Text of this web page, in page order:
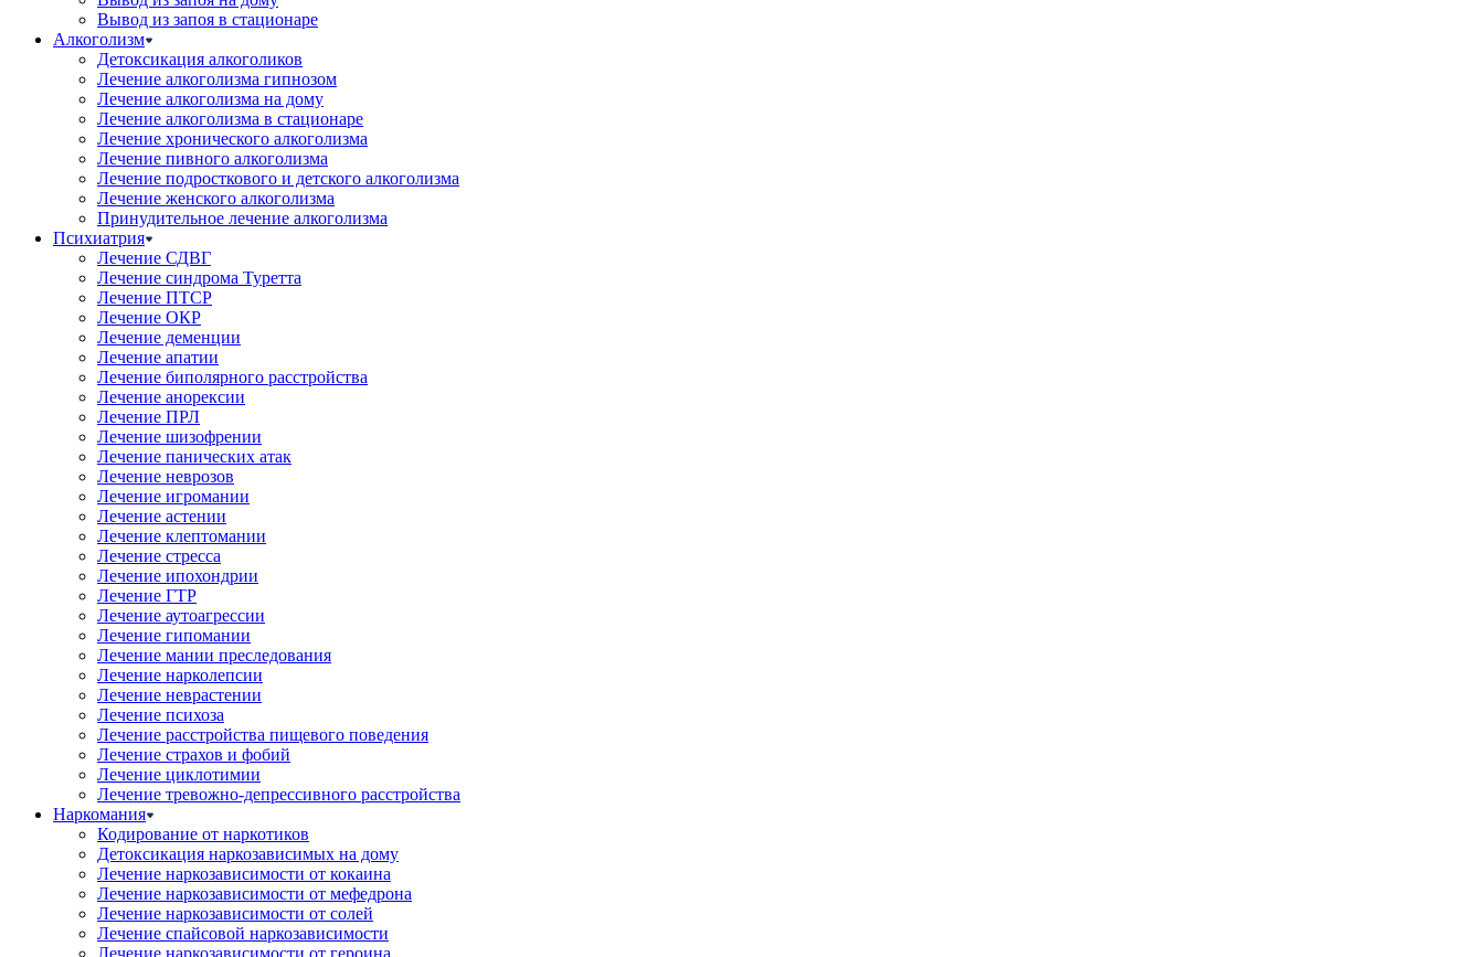
Вывод из запоя в стационаре
Алкоголизм
Детоксикация алкоголиков
Лечение алкоголизма гипнозом
Лечение алкоголизма на дому
Лечение алкоголизма в стационаре
Лечение хронического алкоголизма
Лечение пивного алкоголизма
Лечение подросткового и детского алкоголизма
Лечение женского алкоголизма
Принудительное лечение алкоголизма
Психиатрия
Лечение СДВГ
Лечение синдрома Туретта
Лечение ПТСР
Лечение ОКР
Лечение деменции
Лечение апатии
Лечение биполярного расстройства
Лечение анорексии
Лечение ПРЛ
Лечение шизофрении
Лечение панических атак
Лечение неврозов
Лечение игромании
Лечение астении
Лечение клептомании
Лечение стресса
Лечение ипохондрии
Лечение ГТР
Лечение аутоагрессии
Лечение гипомании
Лечение мании преследования
Лечение нарколепсии
Лечение неврастении
Лечение психоза
Лечение расстройства пищевого поведения
Лечение страхов и фобий
Лечение циклотимии
Лечение тревожно-депрессивного расстройства
Наркомания
Кодирование от наркотиков
Детоксикация наркозависимых на дому
Лечение наркозависимости от кокаина
Лечение наркозависимости от мефедрона
Лечение наркозависимости от солей
Лечение спайсовой наркозависимости
Лечение наркозависимости от героина